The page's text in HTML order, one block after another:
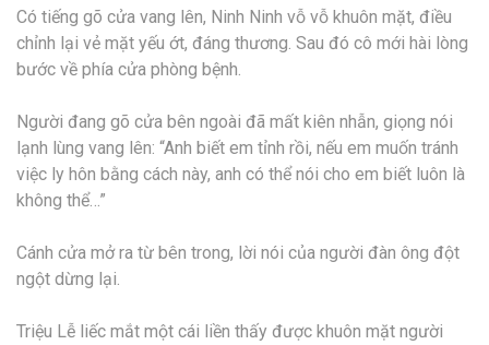
Có tiếng gõ cửa vang lên, Ninh Ninh vỗ vỗ khuôn mặt, điều
chỉnh lại vẻ mặt yếu ớt, đáng thương. Sau đó cô mới hài lòng
bước về phía cửa phòng bệnh.
Người đang gõ cửa bên ngoài đã mất kiên nhẫn, giọng nói
lạnh lùng vang lên: “Anh biết em tỉnh rồi, nếu em muốn tránh
việc ly hôn bằng cách này, anh có thể nói cho em biết luôn là
không thể…”
Cánh cửa mở ra từ bên trong, lời nói của người đàn ông đột
ngột dừng lại.
Triệu Lễ liếc mắt một cái liền thấy được khuôn mặt người